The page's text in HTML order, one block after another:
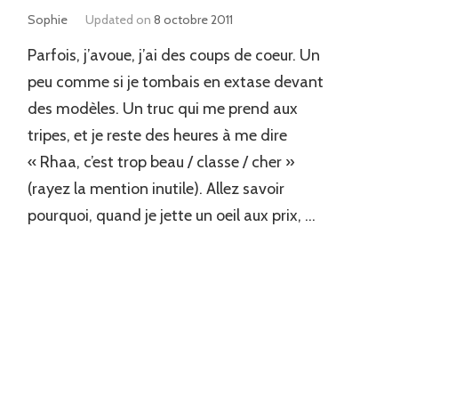
Sophie Updated on 8 octobre 2011
Parfois, j’avoue, j’ai des coups de coeur. Un
peu comme si je tombais en extase devant
des modèles. Un truc qui me prend aux
tripes, et je reste des heures à me dire
« Rhaa, c’est trop beau / classe / cher »
(rayez la mention inutile). Allez savoir
pourquoi, quand je jette un oeil aux prix, …